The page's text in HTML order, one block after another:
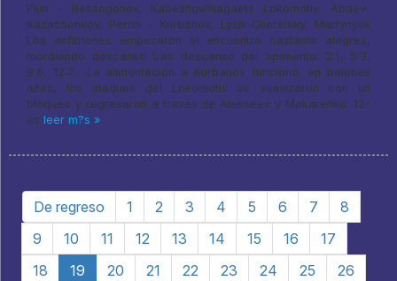
Piún - Bessogonov, Kabeshov/Nagaets Lokomotiv: Abaev-
Kazachenkov, Perrin - Kurbanov, Lyzik-Chereisky, Martynyuk
Los anfitriones empezaron el encuentro bastante alegres,
mordiendo descanso tras descanso del oponente: 2:1, 5:3,
9:6, 12:7... La alimentación a Kurbanov funcionó, en balones
altos, los ataques del Lokomotiv se suavizaron con un
bloqueo y regresaron a través de Alekseev y Makarenko. 12-
es leer m?s »
De regreso 1 2 3 4 5 6 7
8
9
10 11 12 13 14 15 16
17
18
19 20 21 22 23 24 25
26